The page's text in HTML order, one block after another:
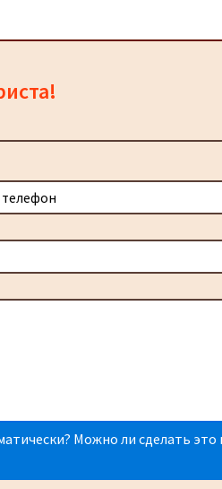
Можно ли сделать это